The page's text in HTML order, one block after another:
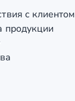
с клиентом
продукции